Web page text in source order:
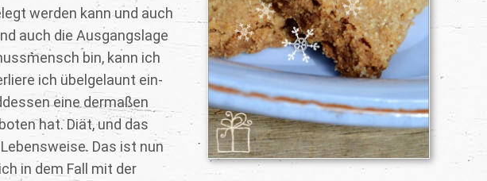
werden kann und auch
auch die Ausgangslage
bin, kann ich
ich übelgelaunt ein-
eine dermaßen
hat. Diät, und das
Das ist nun
in dem Fall mit der